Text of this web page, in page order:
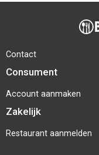
Contact
Consument
Account aanmaken
Zakelijk
Restaurant aanmelden